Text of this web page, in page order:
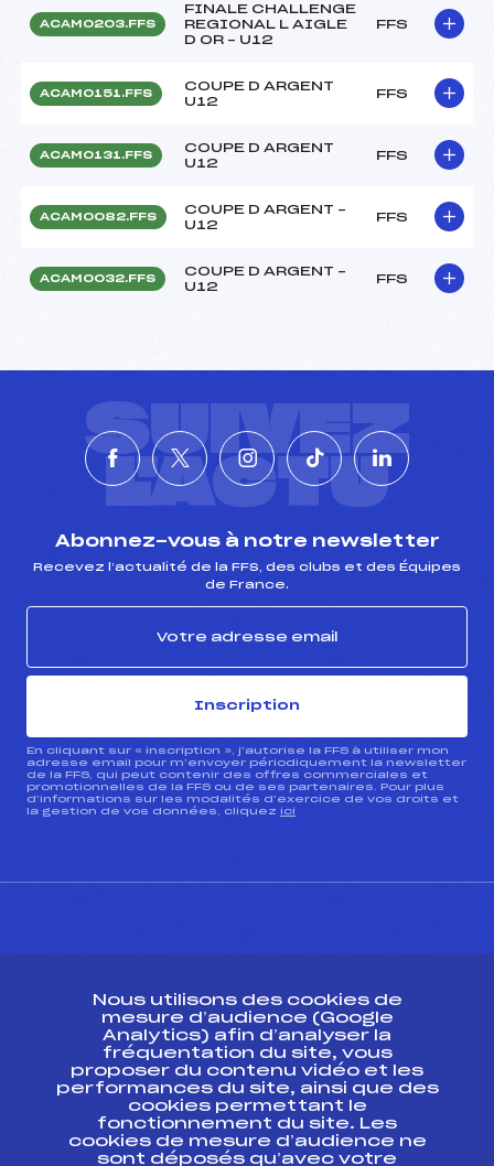
ACAM0203.FFS
FINALE CHALLENGE
REGIONAL L AIGLE
D OR – U12
FFS
ACAM0151.FFS
COUPE D ARGENT
U12
FFS
ACAM0131.FFS
COUPE D ARGENT
U12
FFS
ACAM0082.FFS
COUPE D ARGENT –
U12
FFS
ACAM0032.FFS
COUPE D ARGENT –
U12
FFS
SUIVEZ
L'ACTU
Abonnez-vous à notre newsletter
Recevez l’actualité de la FFS, des clubs et des Équipes
de France.
Inscription
En cliquant sur « inscription », j’autorise la FFS à utiliser mon
adresse email pour m’envoyer périodiquement la newsletter
de la FFS, qui peut contenir des offres commerciales et
promotionnelles de la FFS ou de ses partenaires. Pour plus
d’informations sur les modalités d’exercice de vos droits et
la gestion de vos données, cliquez ici
ESPACE PRESSE
Ressources
Pass’Neige
Projet sportif fédéral
Projet de performance fédéral
Nous utilisons des cookies de
mesure d’audience (Google
Analytics) afin d’analyser la
fréquentation du site, vous
proposer du contenu vidéo et les
performances du site, ainsi que des
cookies permettant le
fonctionnement du site. Les
cookies de mesure d’audience ne
sont déposés qu’avec votre